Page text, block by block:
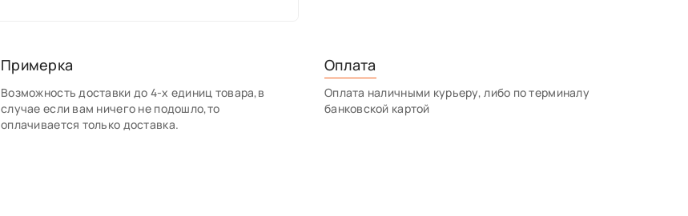
Примерка
Возможность доставки до 4-х единиц товара,в
случае если вам ничего не подошло,то
оплачивается только доставка.
Оплата
Оплата наличными курьеру, либо по терминалу
банковской картой